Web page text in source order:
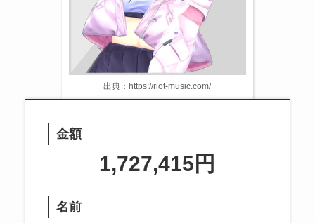
出典：https://riot-music.com/
金額
1,727,415円
名前